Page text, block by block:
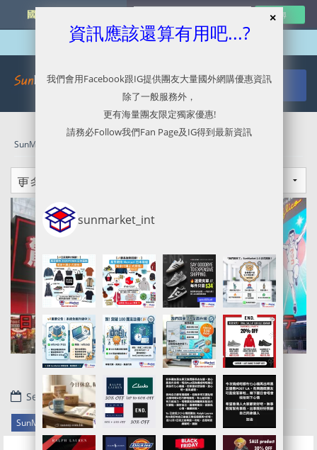
國外網購最新資訊
SunMarket 代購．代運．代寄
September 18, 2019
SunMarket 公告 .
資訊應該還算有用吧...?
我們會用Facebook跟IG提供團友大量國外網購優惠資訊
除了一般服務外，
更有海量團友限定獨家優惠!
請務必Follow我們Fan Page及IG得到最新資訊
sunmarket_int